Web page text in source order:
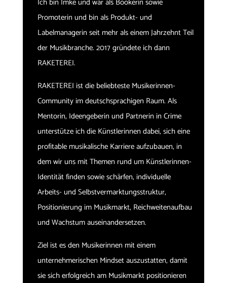
Promoterin und bin als Produkt- und
Labelmanagerin seit mehr als einem Jahrzehnt Teil
der Musikbranche. 2017 gründete ich dann
RAKETEREI.
RAKETEREI ist die beliebteste Musikerinnen-
Community im deutschsprachigen Raum. Als
Mentorin, Ideengeberin und Partnerin in Crime
unterstütze ich die Künstlerinnen dabei, sich eine
profitable musikalische Karriere aufzubauen, in
dem wir uns mit Themen rund um Künstlerinnen-
Identität finden sowie schärfen, individuelle
Arbeits- und Selbstvermarktungsstruktur,
Positionierung im Musikmarkt, Reichweitenaufbau
und Wachstum auseinandersetzen.
Ziel ist es den Musikerinnen mit einem
unternehmerischen Mindset auszustatten, damit
sie sich erfolgreich am Musikmarkt positionieren